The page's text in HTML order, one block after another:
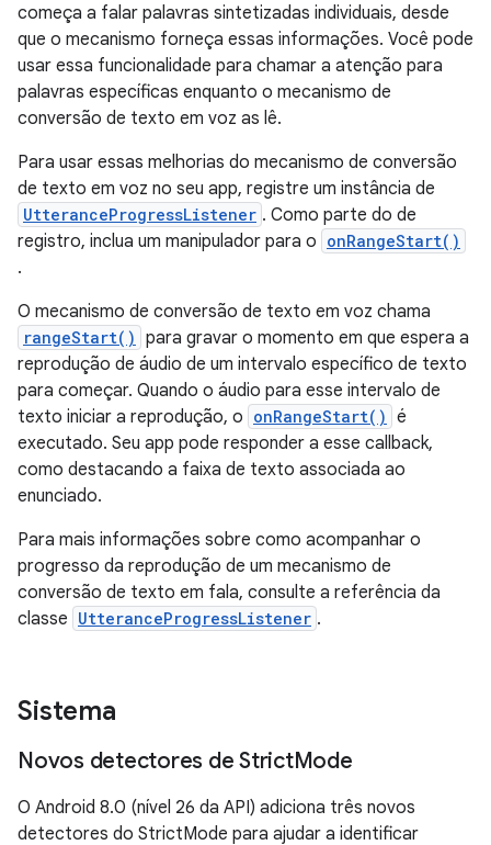
começa a falar palavras sintetizadas individuais, desde
que o mecanismo forneça essas informações. Você pode
usar essa funcionalidade para chamar a atenção para
palavras específicas enquanto o mecanismo de
conversão de texto em voz as lê.
Para usar essas melhorias do mecanismo de conversão
de texto em voz no seu app, registre um instância de
UtteranceProgressListener . Como parte do de
registro, inclua um manipulador para o onRangeStart()
.
O mecanismo de conversão de texto em voz chama
rangeStart() para gravar o momento em que espera a
reprodução de áudio de um intervalo específico de texto
para começar. Quando o áudio para esse intervalo de
texto iniciar a reprodução, o onRangeStart() é
executado. Seu app pode responder a esse callback,
como destacando a faixa de texto associada ao
enunciado.
Para mais informações sobre como acompanhar o
progresso da reprodução de um mecanismo de
conversão de texto em fala, consulte a referência da
classe UtteranceProgressListener .
Sistema
Novos detectores de StrictMode
O Android 8.0 (nível 26 da API) adiciona três novos
detectores do StrictMode para ajudar a identificar